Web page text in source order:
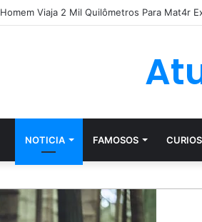
Homem Viaja 2 Mil Quilômetros Para Mat4r
NOTICIA FAMOSOS